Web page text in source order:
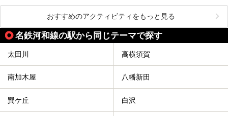
おすすめのアクティビティをもっと見る
名鉄河和線の駅から同じテーマで探す
太田川 高横須賀
南加木屋 八幡新田
巽ケ丘 白沢